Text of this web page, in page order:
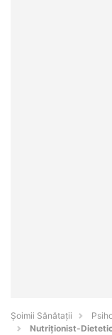
Şoimii Sănătații
Nutriţionist-